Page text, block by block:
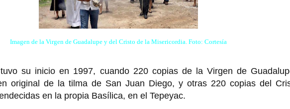
Imagen de la Virgen de Guadalupe y del Cristo de la Misericordia. Foto: Cortesía
su inicio en 1997, cuando 220 copias de la Virgen de
original de la tilma de San Juan Diego, y otras 220 copias del
en la propia Basílica, en el Tepeyac.